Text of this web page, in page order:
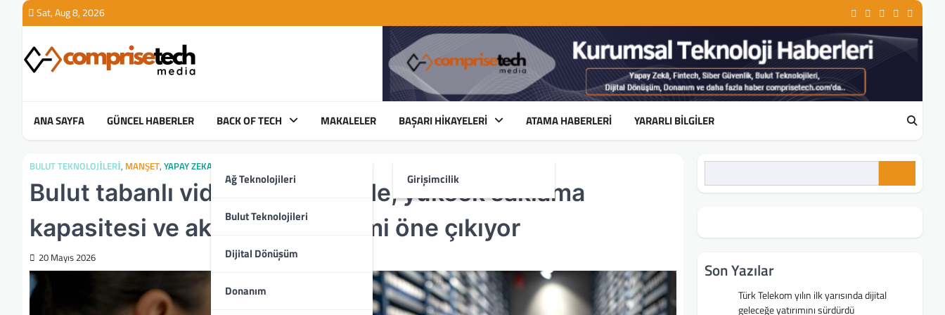
Sat, Aug 8, 2026 Linkedin
Facebook
Instagram
YoutubeTwitter
ANA SAYFA GÜNCEL HABERLER BACK OF TECH
Ağ Teknolojileri
Bulut Teknolojileri
Dijital Dönüşüm
Donanım
MAKALELER BAŞARI HIKAYELERI
Girişimcilik
ATAMA HABERLERI YARARLI BILGILER
BULUT TEKNOLOJILERI, MANŞET, YAPAY ZEKA
Bulut tabanlı video gözetiminde, yüksek saklama
kapasitesi ve akıllı veri yönetimi öne çıkıyor
20 Mayıs 2026
Son Yazılar
Türk Telekom yılın ilk yarısında dijital
geleceğe yatırımını sürdürdü